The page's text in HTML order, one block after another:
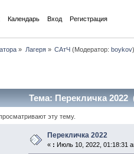
Календарь Вход Регистрация
» Лагеря» САтЧ(Модератор: boykov
Тема: Перекличка 2022
эту тему.
Перекличка 2022
« : Июль 10, 2022, 01:18:31